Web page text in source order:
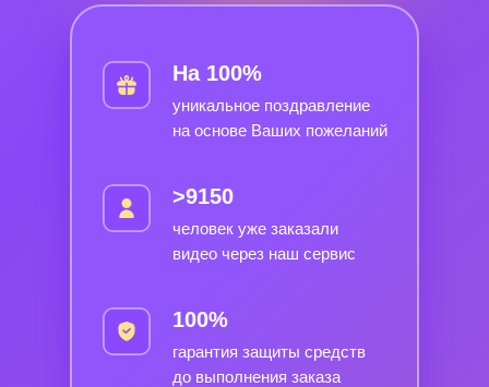
уникальное поздравление
на основе Ваших пожеланий
На 100%
человек уже заказали
видео через наш сервис
>9150
гарантия защиты средств
до выполнения заказа
100%